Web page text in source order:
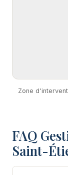
Zone
FAQ
Saint-